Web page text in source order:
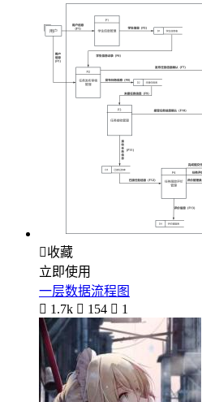
收藏
立即使用
一层数据流程图
 1.7k  154  1